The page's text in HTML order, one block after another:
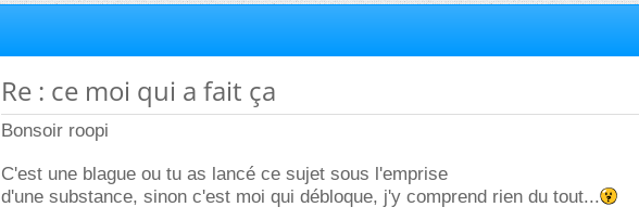
Re : ce moi qui a fait ça
Bonsoir roopi
C'est une blague ou tu as lancé ce sujet sous l'emprise
d'une substance, sinon c'est moi qui débloque, j'y comprend rien du tout...